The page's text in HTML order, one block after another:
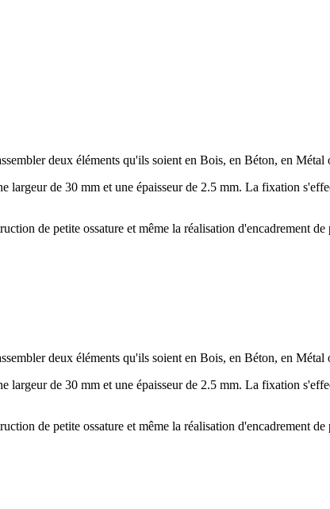
deux éléments qu'ils soient en Bois, en Béton, en Métal
de 30 mm et une épaisseur de 2.5 mm. La fixation
de petite ossature et même la réalisation d'encadrement de
deux éléments qu'ils soient en Bois, en Béton, en Métal
de 30 mm et une épaisseur de 2.5 mm. La fixation
de petite ossature et même la réalisation d'encadrement de